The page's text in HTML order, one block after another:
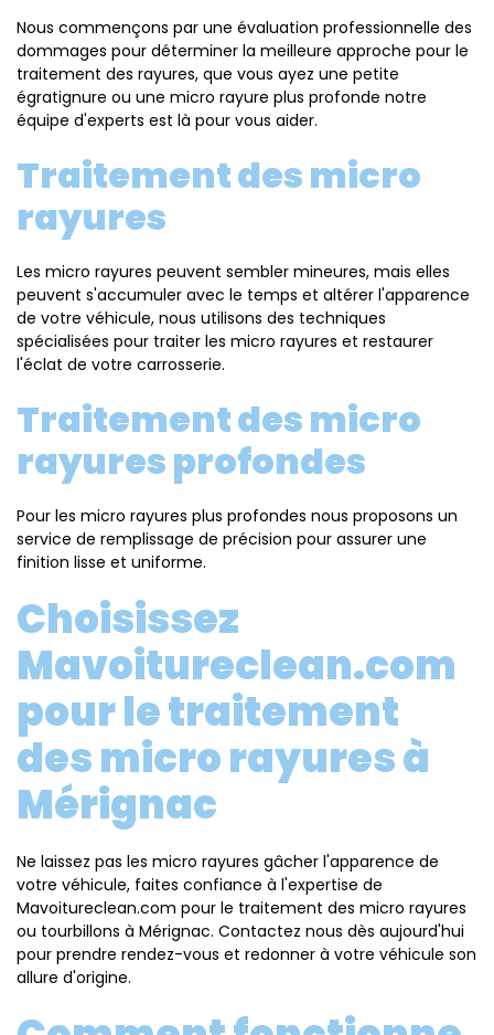
Nous commençons par une évaluation professionnelle des
dommages pour déterminer la meilleure approche pour le
traitement des rayures, que vous ayez une petite
égratignure ou une micro rayure plus profonde notre
équipe d'experts est là pour vous aider.
Traitement des micro
rayures
Les micro rayures peuvent sembler mineures, mais elles
peuvent s'accumuler avec le temps et altérer l'apparence
de votre véhicule, nous utilisons des techniques
spécialisées pour traiter les micro rayures et restaurer
l'éclat de votre carrosserie.
Traitement des micro
rayures profondes
Pour les micro rayures plus profondes nous proposons un
service de remplissage de précision pour assurer une
finition lisse et uniforme.
Choisissez
Mavoitureclean.com
pour le traitement
des micro rayures à
Mérignac
Ne laissez pas les micro rayures gâcher l'apparence de
votre véhicule, faites confiance à l'expertise de
Mavoitureclean.com pour le traitement des micro rayures
ou tourbillons à Mérignac. Contactez nous dès aujourd'hui
pour prendre rendez-vous et redonner à votre véhicule son
allure d'origine.